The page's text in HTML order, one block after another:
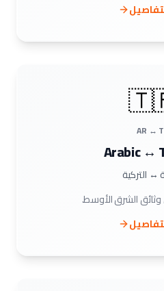
AR ↔
Arabic ↔
↔ التركية
الشرق الأوسط.